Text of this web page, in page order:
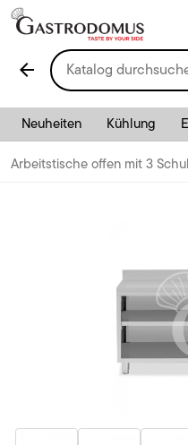
arrow_back
Neuheiten Kühlung
Arbeitstische offen mit 3